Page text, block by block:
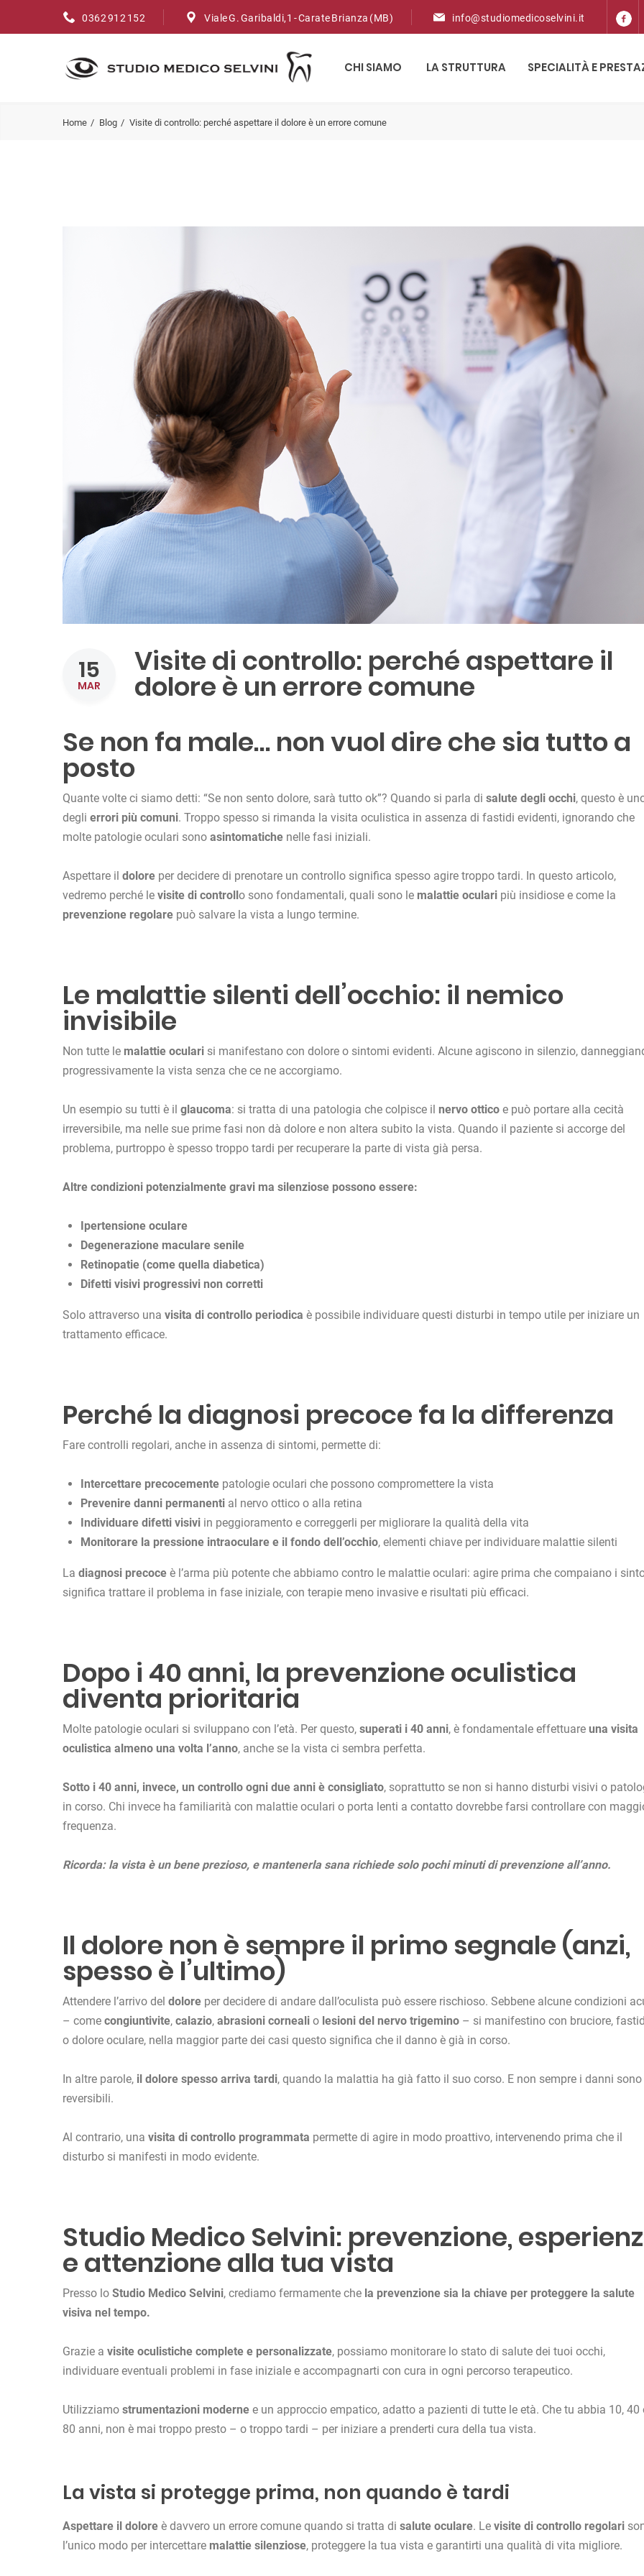
0362 912 152 Viale G. Garibaldi,1 - Carate Brianza (MB) info@studiomedicoselvini.it
CHI SIAMO LA STRUTTURA SPECIALITÀ E
Home Blog Visite di controllo: perché aspettare il dolore è un errore comune
15
MAR
Visite di controllo: perché aspettare il
dolore è un errore comune
Se non fa male… non vuol dire che sia tutto a
posto
Quante volte ci siamo detti: “Se non sento dolore, sarà tutto ok”? Quando si parla di salute degli occhi, questo è
degli errori più comuni. Troppo spesso si rimanda la visita oculistica in assenza di fastidi evidenti, ignorando che
molte patologie oculari sono asintomatiche nelle fasi iniziali.
Aspettare il dolore per decidere di prenotare un controllo significa spesso agire troppo tardi. In questo articolo,
vedremo perché le visite di controll o sono fondamentali, quali sono le malattie oculari più insidiose e come la
prevenzione regolare può salvare la vista a lungo termine.
Le malattie silenti dell’occhio: il nemico
invisibile
Non tutte le malattie oculari si manifestano con dolore o sintomi evidenti. Alcune agiscono in silenzio,
progressivamente la vista senza che ce ne accorgiamo.
Un esempio su tutti è il glaucoma: si tratta di una patologia che colpisce il nervo ottico e può portare alla cecità
irreversibile, ma nelle sue prime fasi non dà dolore e non altera subito la vista. Quando il paziente si accorge del
problema, purtroppo è spesso troppo tardi per recuperare la parte di vista già persa.
Altre condizioni potenzialmente gravi ma silenziose possono essere:
Ipertensione oculare
Degenerazione maculare senile
Retinopatie (come quella diabetica)
Difetti visivi progressivi non corretti
Solo attraverso una visita di controllo periodica è possibile individuare questi disturbi in tempo utile per iniziare un
trattamento efficace.
Perché la diagnosi precoce fa la differenza
Fare controlli regolari, anche in assenza di sintomi, permette di:
Intercettare precocemente patologie oculari che possono compromettere la vista
Prevenire danni permanenti al nervo ottico o alla retina
Individuare difetti visivi in peggioramento e correggerli per migliorare la qualità della vita
Monitorare la pressione intraoculare e il fondo dell’occhio, elementi chiave per individuare malattie silenti
La diagnosi precoce è l’arma più potente che abbiamo contro le malattie oculari: agire prima che compaiano i
significa trattare il problema in fase iniziale, con terapie meno invasive e risultati più efficaci.
Dopo i 40 anni, la prevenzione oculistica
diventa prioritaria
Molte patologie oculari si sviluppano con l’età. Per questo, superati i 40 anni, è fondamentale effettuare una visita
oculistica almeno una volta l’anno, anche se la vista ci sembra perfetta.
Sotto i 40 anni, invece, un controllo ogni due anni è consigliato, soprattutto se non si hanno disturbi visivi o
in corso. Chi invece ha familiarità con malattie oculari o porta lenti a contatto dovrebbe farsi controllare con
frequenza.
Ricorda: la vista è un bene prezioso, e mantenerla sana richiede solo pochi minuti di prevenzione all’anno.
Il dolore non è sempre il primo segnale (anzi,
spesso è l’ultimo)
Attendere l’arrivo del dolore per decidere di andare dall’oculista può essere rischioso. Sebbene alcune condizioni
– come congiuntivite, calazio, abrasioni corneali o lesioni del nervo trigemino – si manifestino con bruciore,
o dolore oculare, nella maggior parte dei casi questo significa che il danno è già in corso.
In altre parole, il dolore spesso arriva tardi, quando la malattia ha già fatto il suo corso. E non sempre i danni sono
reversibili.
Al contrario, una visita di controllo programmata permette di agire in modo proattivo, intervenendo prima che il
disturbo si manifesti in modo evidente.
Studio Medico Selvini: prevenzione,
e attenzione alla tua vista
Presso lo Studio Medico Selvini, crediamo fermamente che la prevenzione sia la chiave per proteggere la salute
visiva nel tempo.
Grazie a visite oculistiche complete e personalizzate, possiamo monitorare lo stato di salute dei tuoi occhi,
individuare eventuali problemi in fase iniziale e accompagnarti con cura in ogni percorso terapeutico.
Utilizziamo strumentazioni moderne e un approccio empatico, adatto a pazienti di tutte le età. Che tu abbia 10, 40
80 anni, non è mai troppo presto – o troppo tardi – per iniziare a prenderti cura della tua vista.
La vista si protegge prima, non quando è tardi
Aspettare il dolore è davvero un errore comune quando si tratta di salute oculare. Le visite di controllo regolari
l’unico modo per intercettare malattie silenziose, proteggere la tua vista e garantirti una qualità di vita migliore.